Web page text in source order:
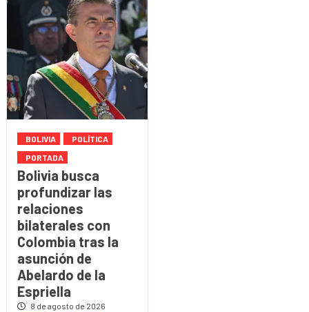
BOLIVIA
POLÍTICA
PORTADA
Bolivia busca
profundizar las
relaciones
bilaterales con
Colombia tras la
asunción de
Abelardo de la
Espriella
8 de agosto de 2026